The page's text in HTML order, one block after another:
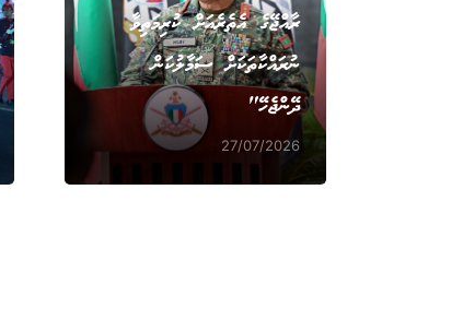
ރާއްޖޭގެ އެތެރެއަށް ކުރިމަތިވާ
ނުރައްކާތަކަށް ސަމާލުކަން
ދޭންޖެހޭ"
27/07/2026